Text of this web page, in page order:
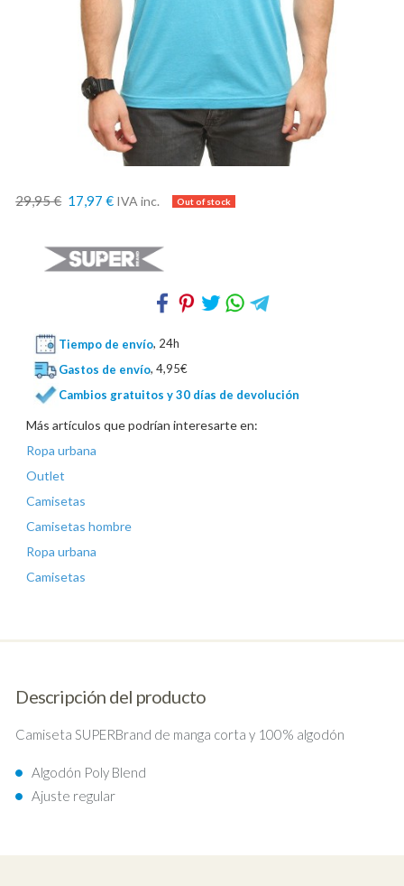
29,95 € 17,97 € IVA inc.
Tiempo de envío, 24h
Gastos de envío, 4,95€
Cambios gratuitos y 30 días de devolución
Más artículos que podrían interesarte en:
Ropa urbana
Outlet
Camisetas
Camisetas hombre
Ropa urbana
Camisetas
Descripción del producto
Camiseta SUPERBrand de manga corta y 100% algodón
Algodón Poly Blend
Ajuste regular